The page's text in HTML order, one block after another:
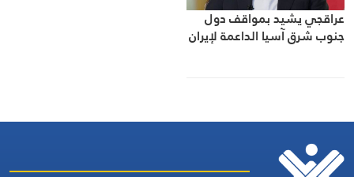
عراقجي يشيد بمواقف دول
جنوب شرق آسيا الداعمة لإيران